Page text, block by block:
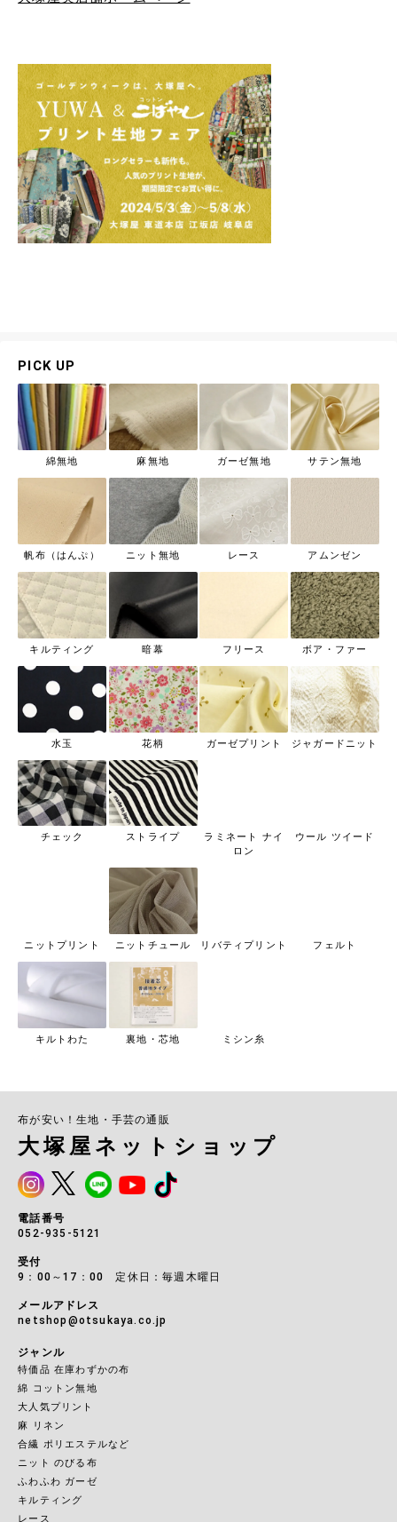
PICK UP
綿無地 麻無地 ガーゼ無地 サテン無地
帆布（はんぷ） ニット無地 レース アムンゼン
キルティング 暗幕 フリース ボア・ファー
水玉 花柄 ガーゼプリント ジャガードニット
チェック ストライプ
ラミネート ナイ
ロン
ウール ツイード
ニットプリント ニットチュール リバティプリント フェルト
キルトわた 裏地・芯地 ミシン糸
布が安い！生地・手芸の通販
大塚屋ネットショップ
電話番号
052-935-5121
受付
9：00～17：00 定休日：毎週木曜日
メールアドレス
netshop@otsukaya.co.jp
ジャンル
特価品 在庫わずかの布
綿 コットン無地
大人気プリント
麻 リネン
合繊 ポリエステルなど
ニット のびる布
ふわふわ ガーゼ
キルティング
レース